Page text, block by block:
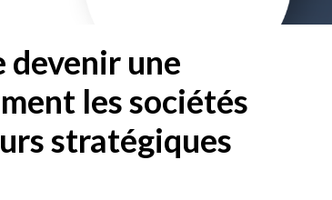
devenir une
les sociétés
stratégiques